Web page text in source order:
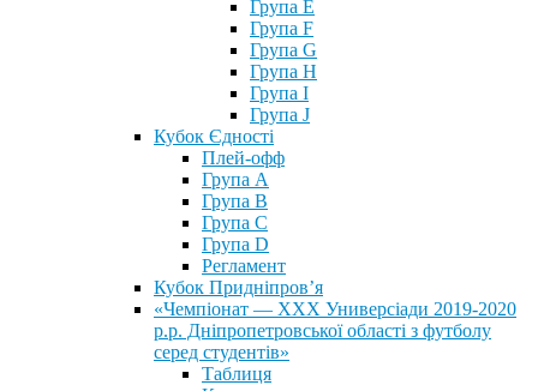
Група E
Група F
Група G
Група H
Група I
Група J
Кубок Єдності
Плей-офф
Група А
Група В
Група С
Група D
Регламент
Кубок Придніпров’я
«Чемпіонат — ХХХ Универсіади 2019-2020
р.р. Дніпропетровської області з футболу
серед студентів»
Таблиця